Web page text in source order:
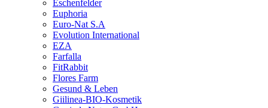
Eschenfelder
Euphoria
Euro-Nat S.A
Evolution International
EZA
Farfalla
FitRabbit
Flores Farm
Gesund & Leben
Giilinea-BIO-Kosmetik